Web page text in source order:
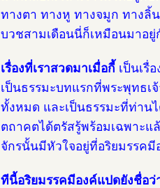
ทางตา ทางหู ทางจมูก ทางลิ้
บวชสามเดือนนี่ก็เหมือนมาอยู่
เรื่องที่เราสวดมาเมื่อกี้ เป็นเรื่
เป็นธรรมะบทแรกที่พระพุทธเ
ทั้งหมด และเป็นธรรมะที่ท่านไ
ตถาคตได้ตรัสรู้พร้อมเฉพาะ
จักรนั้นมีหัวใจอยู่ที่อริยมรรคมี
ทีนี้อริยมรรคมีองค์แปดยังชื่อว่